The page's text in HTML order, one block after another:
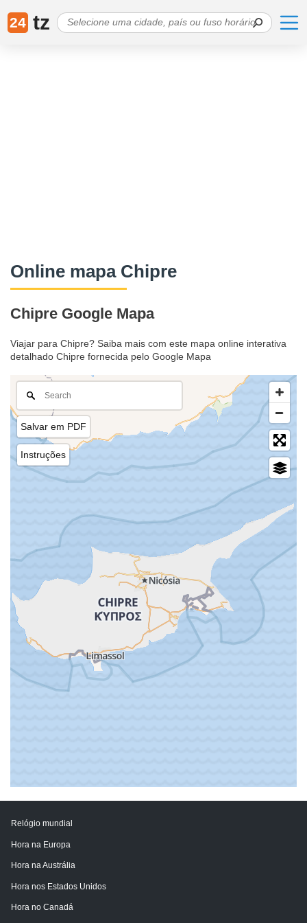
24 tz
Online mapa Chipre
Chipre Google Mapa
Viajar para Chipre? Saiba mais com este mapa online interativa
detalhado Chipre fornecida pelo Google Mapa
Salvar em PDF
Instruções
Relógio mundial
Hora na Europa
Hora na Austrália
Hora nos Estados Unidos
Hora no Canadá